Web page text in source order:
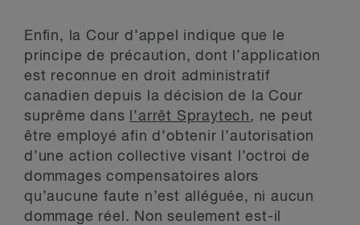
Enfin, la Cour d’appel indique que le
principe de précaution, dont l’application
est reconnue en droit administratif
canadien depuis la décision de la Cour
suprême dans
l’arrêt Spraytech, ne peut
être employé afin d’obtenir l’autorisation
d’une action collective visant l’octroi de
dommages compensatoires alors
qu’aucune faute n’est alléguée, ni aucun
dommage réel. Non seulement est-il